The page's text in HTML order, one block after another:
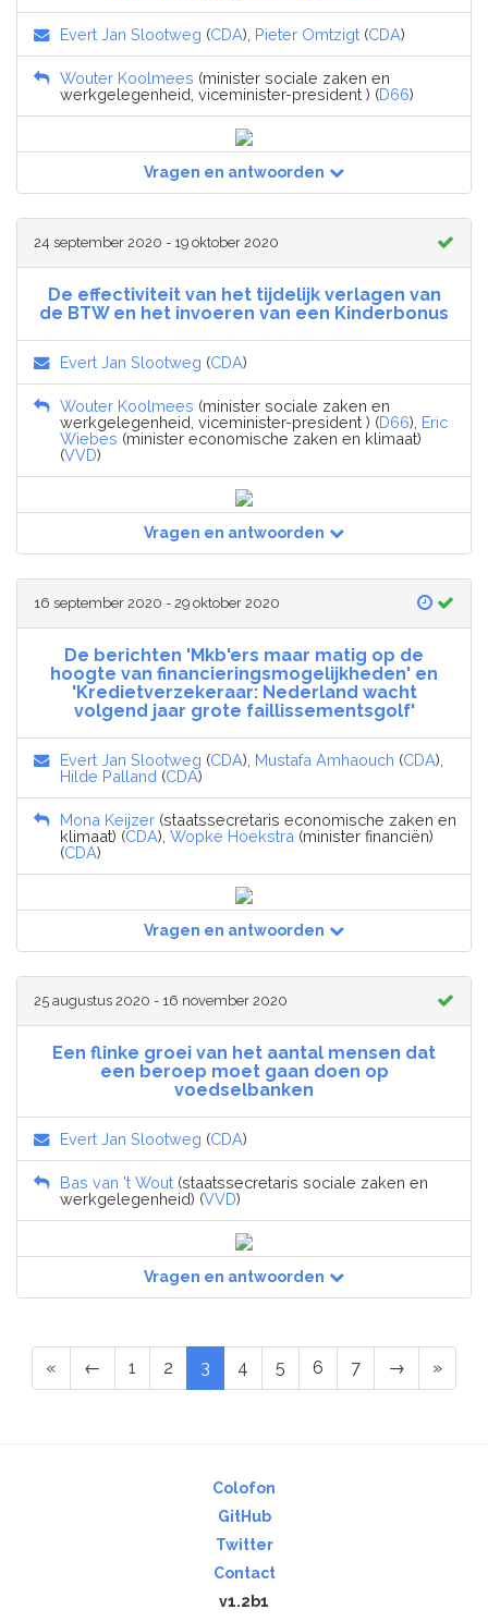
Evert Jan Slootweg (CDA), Pieter Omtzigt (CDA)
Wouter Koolmees (minister sociale zaken en
werkgelegenheid, viceminister-president ) (D66)
Vragen en antwoorden
24 september 2020 - 19 oktober 2020
De effectiviteit van het tijdelijk verlagen van
de BTW en het invoeren van een Kinderbonus
Evert Jan Slootweg (CDA)
Wouter Koolmees (minister sociale zaken en
werkgelegenheid, viceminister-president ) (D66), Eric
Wiebes (minister economische zaken en klimaat)
(VVD)
Vragen en antwoorden
16 september 2020 - 29 oktober 2020
De berichten 'Mkb'ers maar matig op de
hoogte van financieringsmogelijkheden' en
'Kredietverzekeraar: Nederland wacht
volgend jaar grote faillissementsgolf'
Evert Jan Slootweg (CDA), Mustafa Amhaouch (CDA),
Hilde Palland (CDA)
Mona Keijzer (staatssecretaris economische zaken en
klimaat) (CDA), Wopke Hoekstra (minister financiën)
(CDA)
Vragen en antwoorden
25 augustus 2020 - 16 november 2020
Een flinke groei van het aantal mensen dat
een beroep moet gaan doen op
voedselbanken
Evert Jan Slootweg (CDA)
Bas van 't Wout (staatssecretaris sociale zaken en
werkgelegenheid) (VVD)
Vragen en antwoorden
« ← 1 2 3 4 5 6 7 → »
Colofon
GitHub
Twitter
Contact
v1.2b1